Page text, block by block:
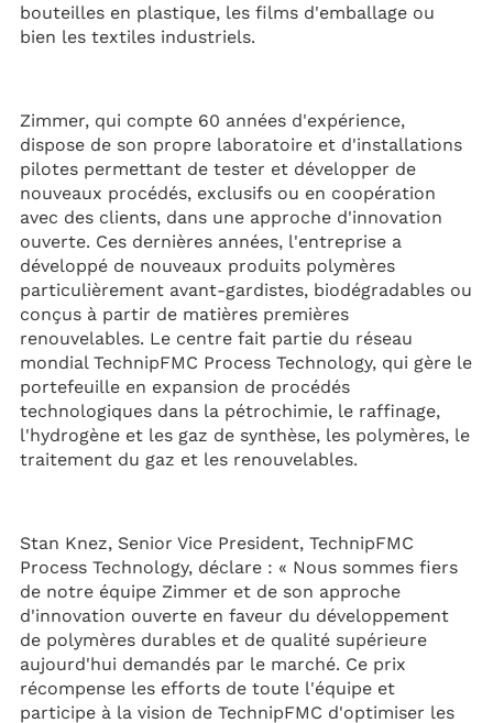
bouteilles en plastique, les films d'emballage ou
bien les textiles industriels.
Zimmer, qui compte 60 années d'expérience,
dispose de son propre laboratoire et d'installations
pilotes permettant de tester et développer de
nouveaux procédés, exclusifs ou en coopération
avec des clients, dans une approche d'innovation
ouverte. Ces dernières années, l'entreprise a
développé de nouveaux produits polymères
particulièrement avant-gardistes, biodégradables ou
conçus à partir de matières premières
renouvelables. Le centre fait partie du réseau
mondial TechnipFMC Process Technology, qui gère le
portefeuille en expansion de procédés
technologiques dans la pétrochimie, le raffinage,
l'hydrogène et les gaz de synthèse, les polymères, le
traitement du gaz et les renouvelables.
Stan Knez, Senior Vice President, TechnipFMC
Process Technology, déclare : « Nous sommes fiers
de notre équipe Zimmer et de son approche
d'innovation ouverte en faveur du développement
de polymères durables et de qualité supérieure
aujourd'hui demandés par le marché. Ce prix
récompense les efforts de toute l'équipe et
participe à la vision de TechnipFMC d'optimiser les